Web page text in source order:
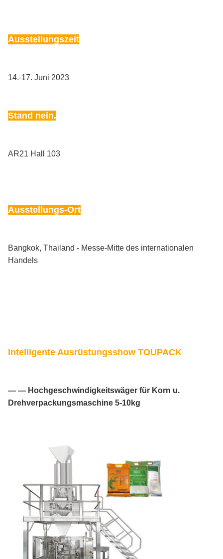
Ausstellungszeit
14.-17. Juni 2023
Stand nein.
AR21 Hall 103
Ausstellungs-Ort
Bangkok, Thailand - Messe-Mitte des internationalen
Handels
Intelligente Ausrüstungsshow TOUPACK
— — Hochgeschwindigkeitswäger für Korn u.
Drehverpackungsmaschine 5-10kg